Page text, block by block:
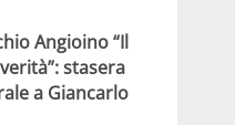
Angioino “Il
stasera
a Giancarlo